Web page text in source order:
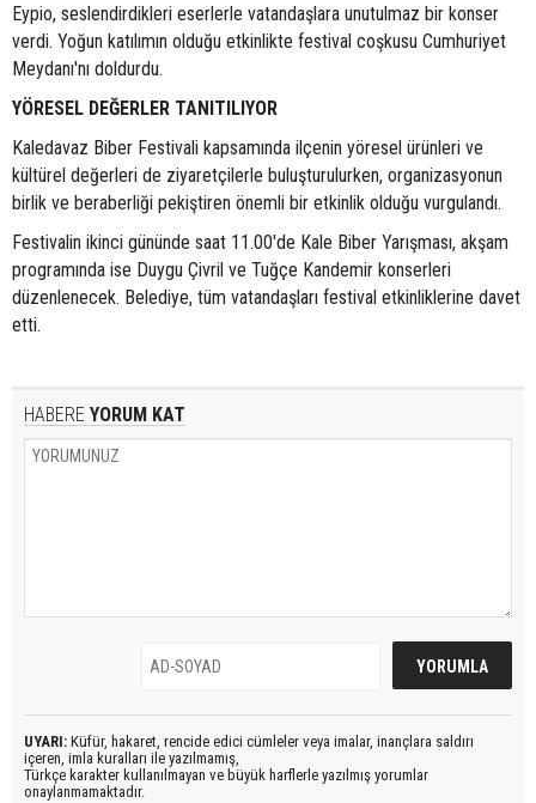
Eypio, seslendirdikleri eserlerle vatandaşlara unutulmaz bir konser
verdi. Yoğun katılımın olduğu etkinlikte festival coşkusu Cumhuriyet
Meydanı'nı doldurdu.
YÖRESEL DEĞERLER TANITILIYOR
Kaledavaz Biber Festivali kapsamında ilçenin yöresel ürünleri ve
kültürel değerleri de ziyaretçilerle buluşturulurken, organizasyonun
birlik ve beraberliği pekiştiren önemli bir etkinlik olduğu vurgulandı.
Festivalin ikinci gününde saat 11.00'de Kale Biber Yarışması, akşam
programında ise Duygu Çivril ve Tuğçe Kandemir konserleri
düzenlenecek. Belediye, tüm vatandaşları festival etkinliklerine davet
etti.
HABERE YORUM KAT
UYARI: Küfür, hakaret, rencide edici cümleler veya imalar, inançlara saldırı
içeren, imla kuralları ile yazılmamış,
Türkçe karakter kullanılmayan ve büyük harflerle yazılmış yorumlar
onaylanmamaktadır.